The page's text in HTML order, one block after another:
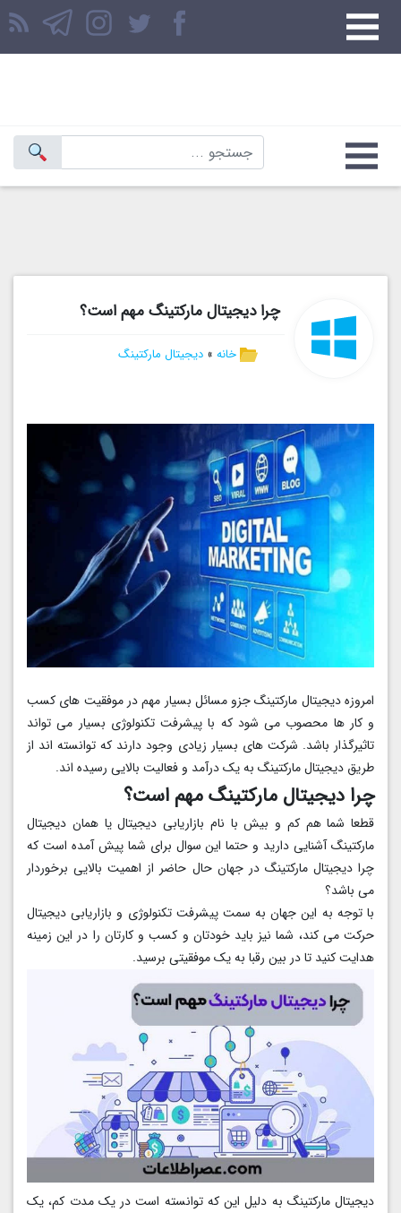
چرا دیجیتال مارکتینگ مهم است؟
خانه» دیجیتال مارکتینگ
امروزه دیجیتال مارکتینگ جزو مسائل بسیار مهم در موفقیت های کسب
و کار ها محصوب می شود که با پیشرفت تکنولوژی بسیار می تواند
تاثیرگذار باشد. شرکت های بسیار زیادی وجود دارند که توانسته اند از
طریق دیجیتال مارکتینگ به یک درآمد و فعالیت بالایی رسیده اند.
چرا دیجیتال مارکتینگ مهم است؟
قطعا شما هم کم و بیش با نام بازاریابی دیجیتال یا همان دیجیتال
مارکتینگ آشنایی دارید و حتما این سوال برای شما پیش آمده است که
چرا دیجیتال مارکتینگ در جهان حال حاضر از اهمیت بالایی برخوردار
می باشد؟
با توجه به این جهان به سمت پیشرفت تکنولوژی و بازاریابی دیجیتال
حرکت می کند، شما نیز باید خودتان و کسب و کارتان را در این زمینه
هدایت کنید تا در بین رقبا به یک موفقیتی برسید.
دیجیتال مارکتینگ به دلیل این که توانسته است در یک مدت کم، یک